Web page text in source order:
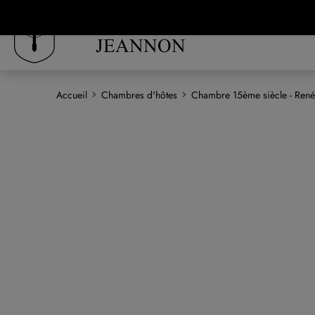
LE CLOS
JEANNON
Accueil Chambres d'hôtes Chambre 15ème siècle -